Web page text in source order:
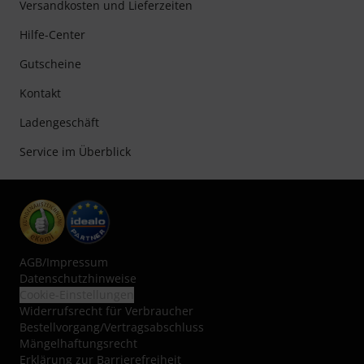
Versandkosten und Lieferzeiten
Hilfe-Center
Gutscheine
Kontakt
Ladengeschäft
Service im Überblick
AGB/Impressum
Datenschutzhinweise
Widerrufsrecht für Verbraucher
Bestellvorgang/Vertragsabschluss
Mängelhaftungsrecht
Erklärung zur Barrierefreiheit